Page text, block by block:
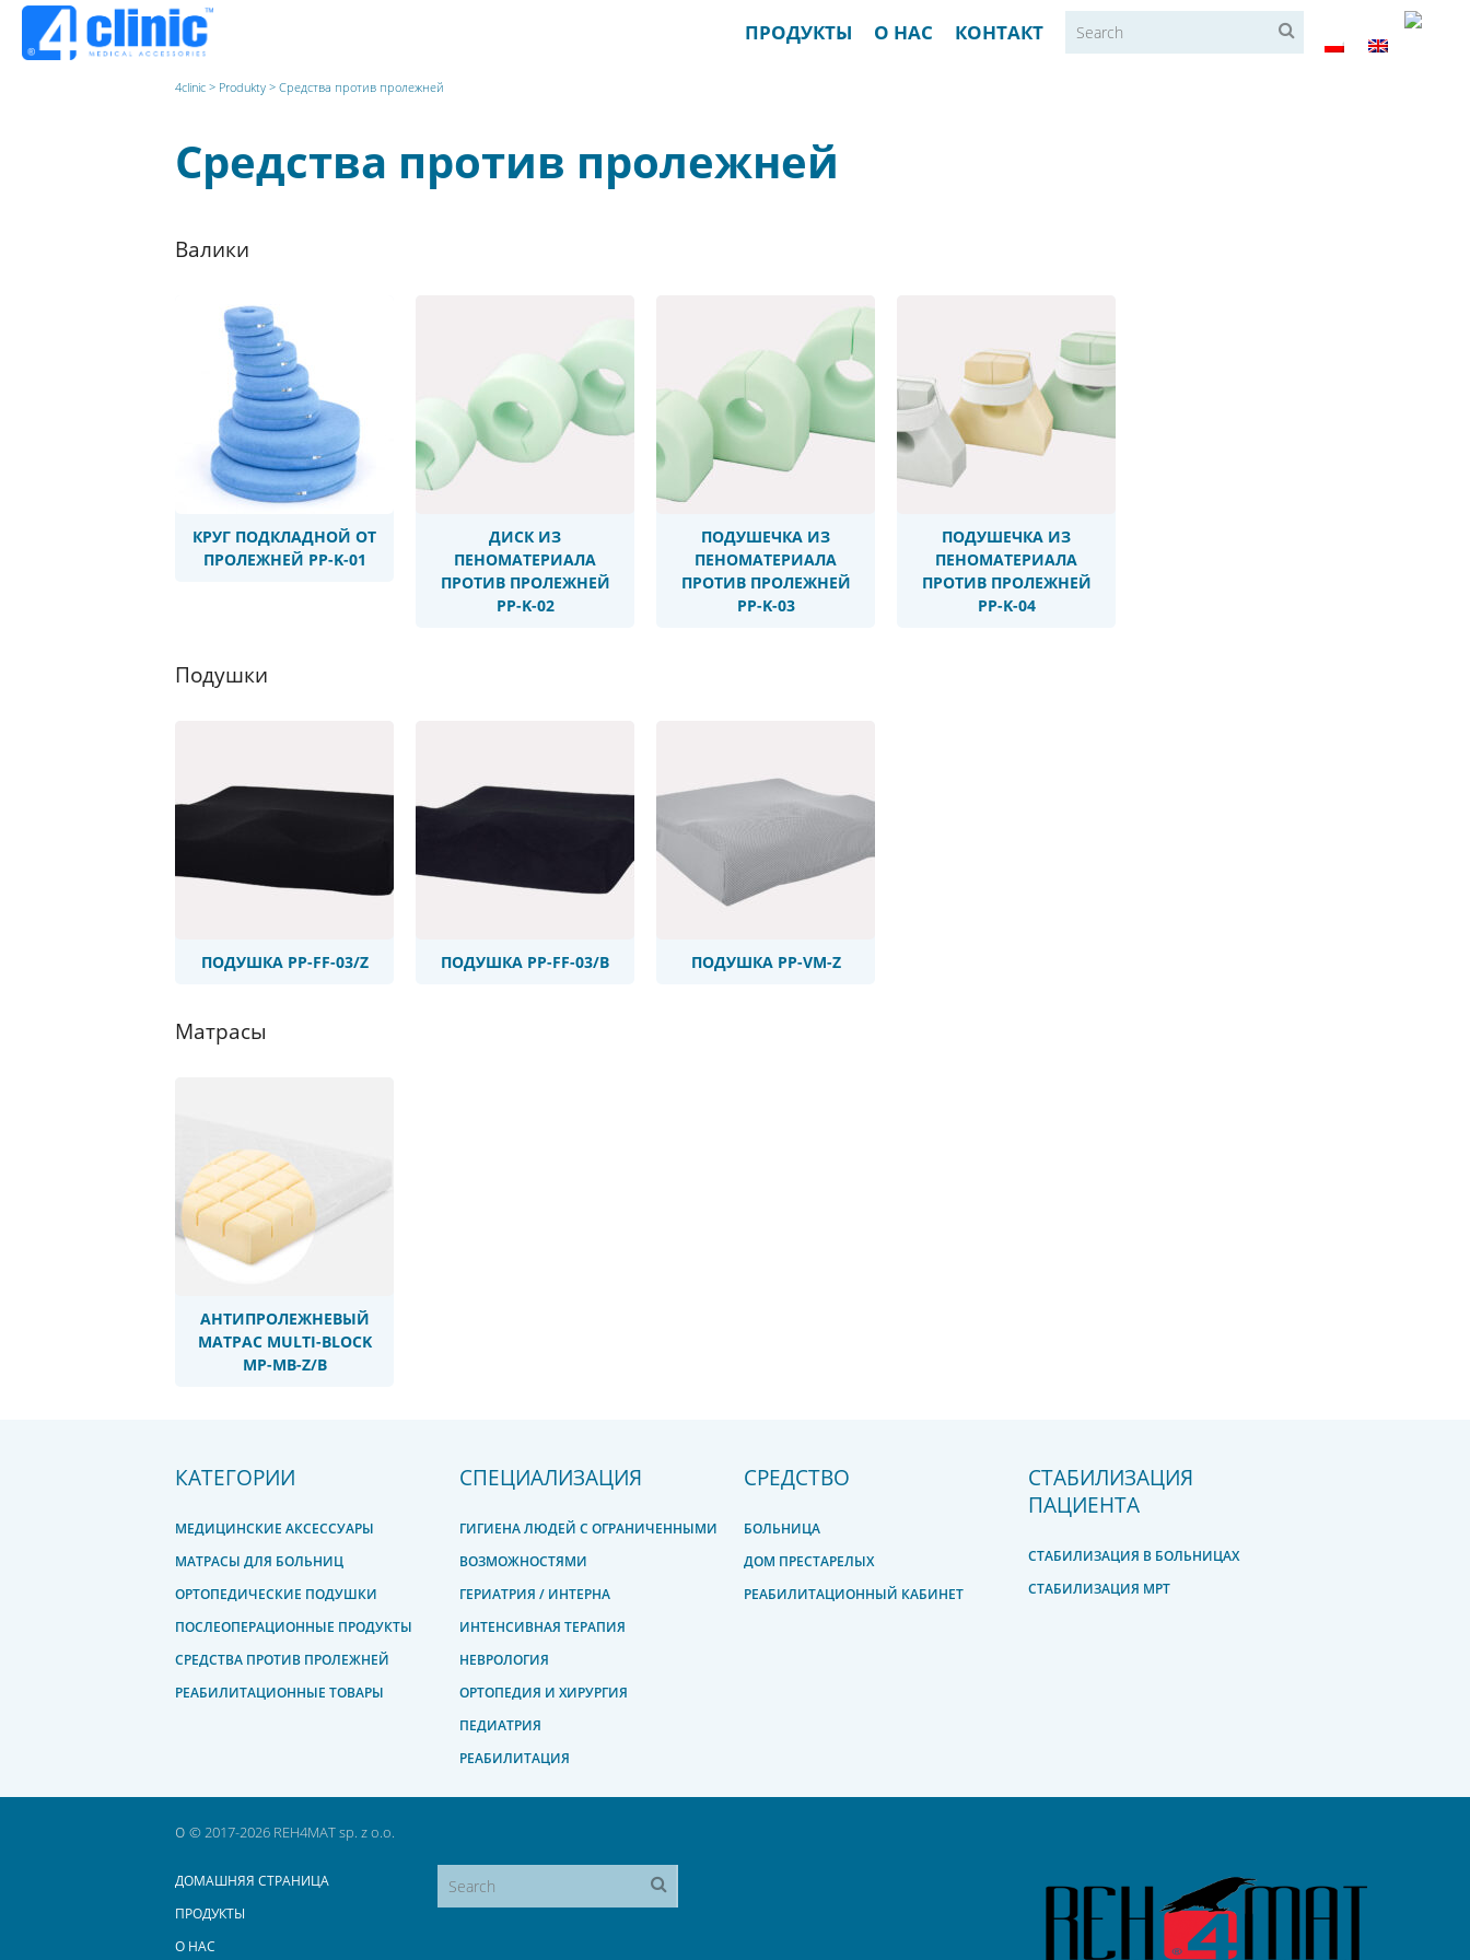
ПРОДУКТЫ О НАС КОНТАКТ
4clinic > Produkty > Средства против пролежней
Средства против пролежней
Валики
КРУГ ПОДКЛАДНОЙ ОТ
ПРОЛЕЖНЕЙ PP-K-01
ДИСК ИЗ
ПЕНОМАТЕРИАЛА
ПРОТИВ ПРОЛЕЖНЕЙ
PP-K-02
пеноматериала против
пролежней PP-K-03
ПОДУШЕЧКА ИЗ
ПЕНОМАТЕРИАЛА
ПРОТИВ ПРОЛЕЖНЕЙ
PP-K-03
ПОДУШЕЧКА ИЗ
ПЕНОМАТЕРИАЛА
ПРОТИВ ПРОЛЕЖНЕЙ
PP-K-04
Подушки
ПОДУШКА PP-FF-03/Z ПОДУШКА PP-FF-03/B ПОДУШКА PP-VM-Z
Матрасы
Продукт доступен до
исчерпания складских
запасов
АНТИПРОЛЕЖНЕВЫЙ
МАТРАС MULTI-BLOCK
MP-MB-Z/B
КАТЕГОРИИ
МЕДИЦИНСКИЕ АКСЕССУАРЫ
МАТРАСЫ ДЛЯ БОЛЬНИЦ
ОРТОПЕДИЧЕСКИЕ ПОДУШКИ
ПОСЛЕОПЕРАЦИОННЫЕ ПРОДУКТЫ
СРЕДСТВА ПРОТИВ ПРОЛЕЖНЕЙ
РЕАБИЛИТАЦИОННЫЕ ТОВАРЫ
СПЕЦИАЛИЗАЦИЯ
ГИГИЕНА ЛЮДЕЙ С ОГРАНИЧЕННЫМИ
ВОЗМОЖНОСТЯМИ
ГЕРИАТРИЯ / ИНТЕРНА
ИНТЕНСИВНАЯ ТЕРАПИЯ
НЕВРОЛОГИЯ
ОРТОПЕДИЯ И ХИРУРГИЯ
ПЕДИАТРИЯ
РЕАБИЛИТАЦИЯ
СРЕДСТВО
БОЛЬНИЦА
ДОМ ПРЕСТАРЕЛЫХ
РЕАБИЛИТАЦИОННЫЙ КАБИНЕТ
СТАБИЛИЗАЦИЯ
ПАЦИЕНТА
СТАБИЛИЗАЦИЯ В БОЛЬНИЦАХ
СТАБИЛИЗАЦИЯ МРТ
o © 2017-2026 REH4MAT sp. z o.o.
ДОМАШНЯЯ СТРАНИЦА
ПРОДУКТЫ
О НАС